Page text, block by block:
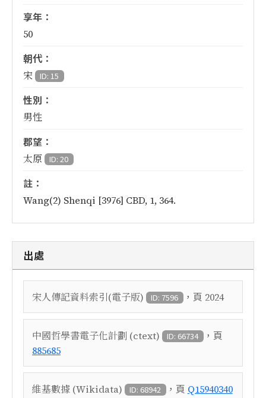
享年：
50
朝代：
宋 ID: 15
性別：
男性
郡望：
太原 ID: 20
註：
Wang(2) Shenqi [3976] CBD, 1, 364.
出處
宋人傳記資料索引(電子版) ID: 7596 ，頁 2024
中國哲學書電子化計劃 (ctext) ID: 66734 ，頁
885685
維基數據 (Wikidata) ID: 68942 ，頁 Q15940340